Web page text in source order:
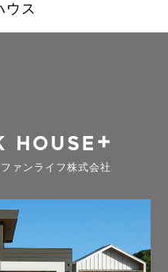
ウス
ァンライフ株式会社